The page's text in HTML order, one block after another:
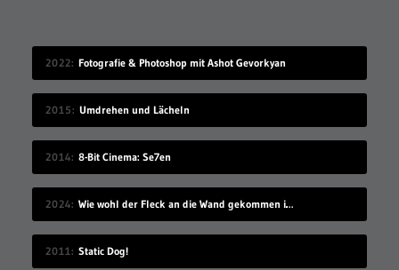
2022 Fotografie & Photoshop mit Ashot Gevorkyan
2015 Umdrehen und Lächeln
2014 8-Bit Cinema: Se7en
2024 Wie wohl der Fleck an die Wand gekommen ist?
2011 Static Dog!